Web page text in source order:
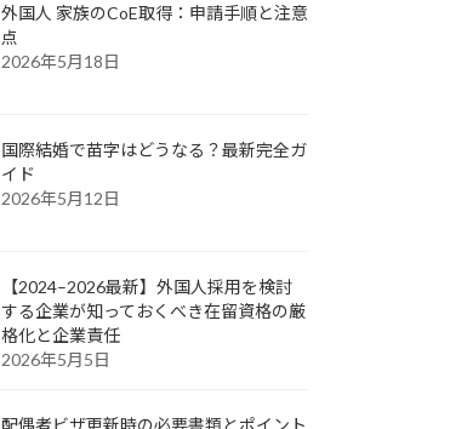
外国人 家族のCoE取得：申請手順と注意
点
2026年5月18日
国際結婚で苗字はどうなる？最新完全ガ
イド
2026年5月12日
【2024–2026最新】外国人採用を検討
する企業が知っておくべき在留資格の厳
格化と企業責任
2026年5月5日
配偶者ビザ更新時の必要書類とポイント